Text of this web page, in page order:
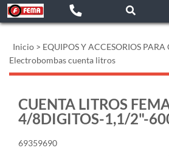
Inicio > EQUIPOS Y ACCESORIOS
Electrobombas cuenta litros
CUENTA LITROS
4/8DIGITOS-1,1/2"-
69359690